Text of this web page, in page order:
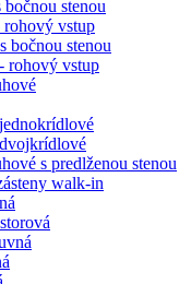
stenou
rohový vstup
bočnou stenou
rohový vstup
s predlženou stenou
walk-in